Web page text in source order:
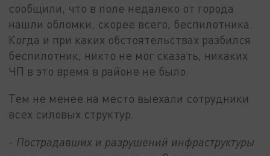
сообщили, что в поле недалеко от города
нашли обломки, скорее всего, беспилотника.
Когда и при каких обстоятельствах разбился
беспилотник, никто не мог сказать, никаких
ЧП в это время в районе не было.
Тем не менее на место выехали сотрудники
всех силовых структур.
- Пострадавших и разрушений инфраструктуры